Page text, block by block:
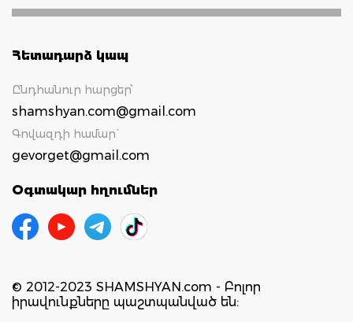
Հետադարձ կապ
Ընդհանուր հարցեր՝
shamshyan.com@gmail.com
Գովազդի համար`
gevorget@gmail.com
Օգտակար հղումներ
© 2012-2023 SHAMSHYAN.com - Բոլոր
իրավունքները պաշտպանված են: